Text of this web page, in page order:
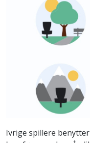
Ivrige spillere